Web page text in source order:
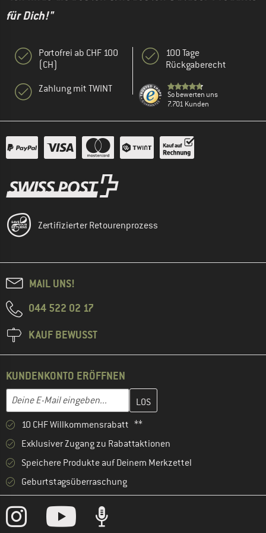
für Dich!"
Portofrei ab CHF 100
(CH)
Zahlung mit TWINT
100 Tage
Rückgaberecht
So bewerten uns
7.701 Kunden
Zertifizierter Retourenprozess
MAIL UNS!
044 522 02 17
KAUF BEWUSST
KUNDENKONTO ERÖFFNEN
E-Mail-Adresse
Gib hier deine E-Mail-Adresse ein und erstelle im nächsten
10 CHF Willkommensrabatt **
Exklusiver Zugang zu Rabattaktionen
Speichere Produkte auf Deinem Merkzettel
Geburtstagsüberraschung